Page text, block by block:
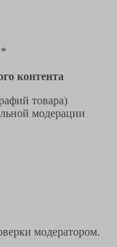
контента
товара)
модерации
модератором.